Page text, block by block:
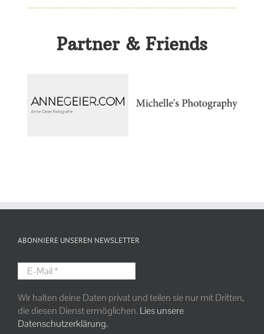
Partner & Friends
ABONNIERE UNSEREN NEWSLETTER
Mail
*Wir halten deine Daten privat und teilen sie nur mit Dritten,
die diesen Dienst ermöglichen.Lies unsere
Datenschutzerklärung.